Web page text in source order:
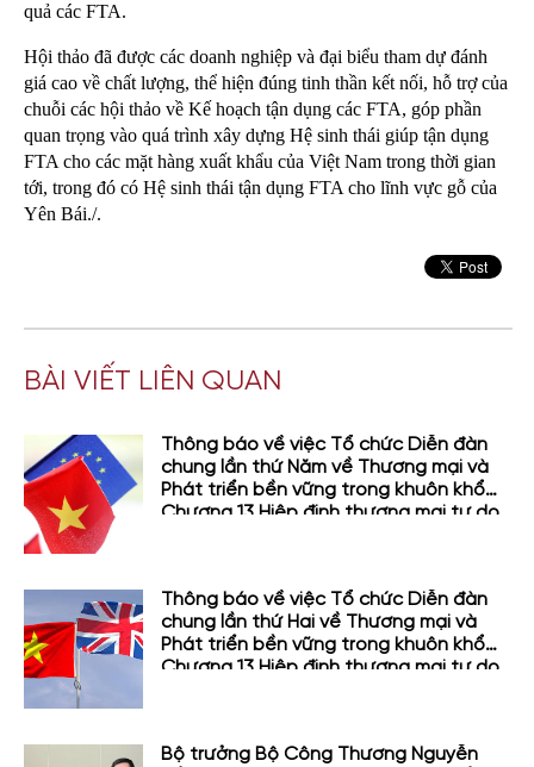
quả các FTA.
Hội thảo đã được các doanh nghiệp và đại biểu tham dự đánh
giá cao về chất lượng, thể hiện đúng tinh thần kết nối, hỗ trợ của
chuỗi các hội thảo về Kế hoạch tận dụng các FTA, góp phần
quan trọng vào quá trình xây dựng Hệ sinh thái giúp tận dụng
FTA cho các mặt hàng xuất khẩu của Việt Nam trong thời gian
tới, trong đó có Hệ sinh thái tận dụng FTA cho lĩnh vực gỗ của
Yên Bái./.
BÀI VIẾT LIÊN QUAN
Thông báo về việc Tổ chức Diễn đàn
chung lần thứ Năm về Thương mại và
Phát triển bền vững trong khuôn khổ
Chương 13 Hiệp định thương mại tự do
Thông báo về việc Tổ chức Diễn đàn
chung lần thứ Hai về Thương mại và
Phát triển bền vững trong khuôn khổ
Chương 13 Hiệp định thương mại tự do
Bộ trưởng Bộ Công Thương Nguyễn